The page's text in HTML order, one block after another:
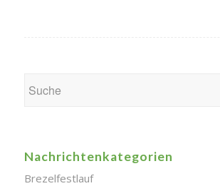
Nachrichtenkategorien
Brezelfestlauf